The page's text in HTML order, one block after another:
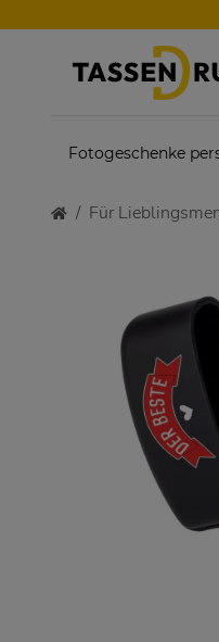
Fotogeschenke
Für